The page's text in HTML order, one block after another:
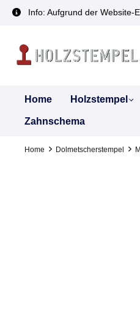
springen
Info: Aufgrund der Website-
Home Holzstempel
Zahnschema
Home Dolmetscherstempel